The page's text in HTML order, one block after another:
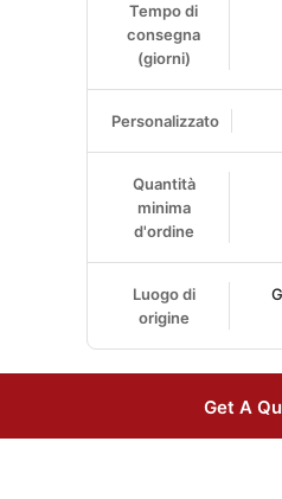
Tempo di
consegna
(giorni)
Personalizzato
Quantità
minima
d'ordine
Luogo di
origine
Get A